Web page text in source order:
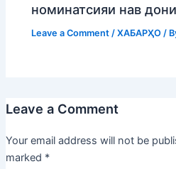
номинатсияи нав
Leave a Comment /ХАБАРҲО /
Leave a Comment
Your email address will not be
marked *